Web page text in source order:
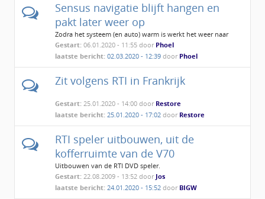
Sensus navigatie blijft hangen en
pakt later weer op
Zodra het systeem (en auto) warm is werkt het weer naar
behoren
Gestart: 06.01.2020 - 11:55 door Phoel
laatste bericht: 02.03.2020 - 12:39door Phoel
Zit volgens RTI in Frankrijk
Gestart: 25.01.2020 - 14:00 door Restore
laatste bericht: 25.01.2020 - 17:02door Restore
RTI speler uitbouwen, uit de
kofferruimte van de V70
Uitbouwen van de RTI DVD speler.
Gestart: 22.08.2009 - 13:52 door Jos
laatste bericht: 24.01.2020 - 15:52door BIGW